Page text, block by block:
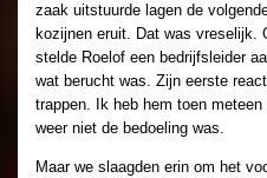
zaak uitstuurde lagen de
kozijnen eruit. Dat was vreselijk.
stelde Roelof een bedrijfsleider
wat berucht was. Zijn eerste
trappen. Ik heb hem toen
weer niet de bedoeling was.
Maar we slaagden erin om het